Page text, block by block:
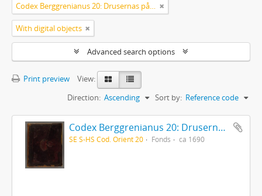
Codex Berggrenianus 20: Drusernas på Libanon heliga bok
With digital objects
Advanced search options
Print preview
View:
Sort by: Reference code
Direction: Ascending
Codex Berggrenianus 20: Drusernas på Libanon heliga bok
SE S-HS Cod. Orient 20 Fonds ca 1690